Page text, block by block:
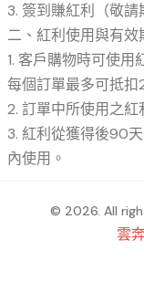
3. 簽到賺紅利（敬請
二、紅利使用與有效
1. 客戶購物時可使用
每個訂單最多可抵扣
2. 訂單中所使用之
3. 紅利從獲得後90
內使用。
© 2026. All
雲